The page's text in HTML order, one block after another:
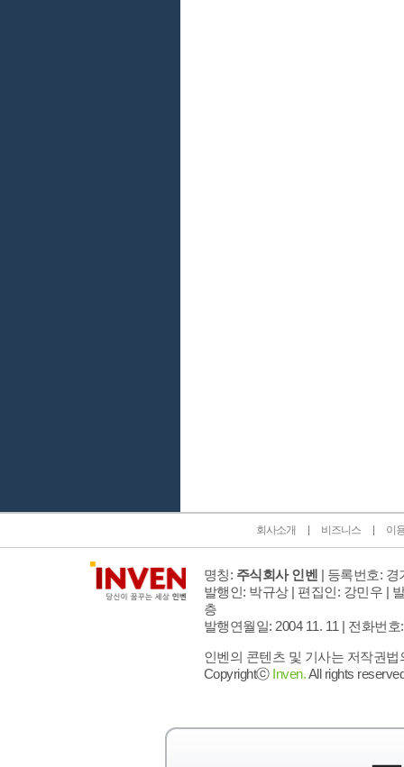
회사소개 비즈니스 이
명칭: 주식회사 인벤 | 등록번호: 경
발행인: 박규상 | 편집인: 강민우 |
층
발행연월일: 2004 11. 11 | 전화번호
인벤의 콘텐츠 및 기사는 저작권
Copyrightⓒ Inven.All rights